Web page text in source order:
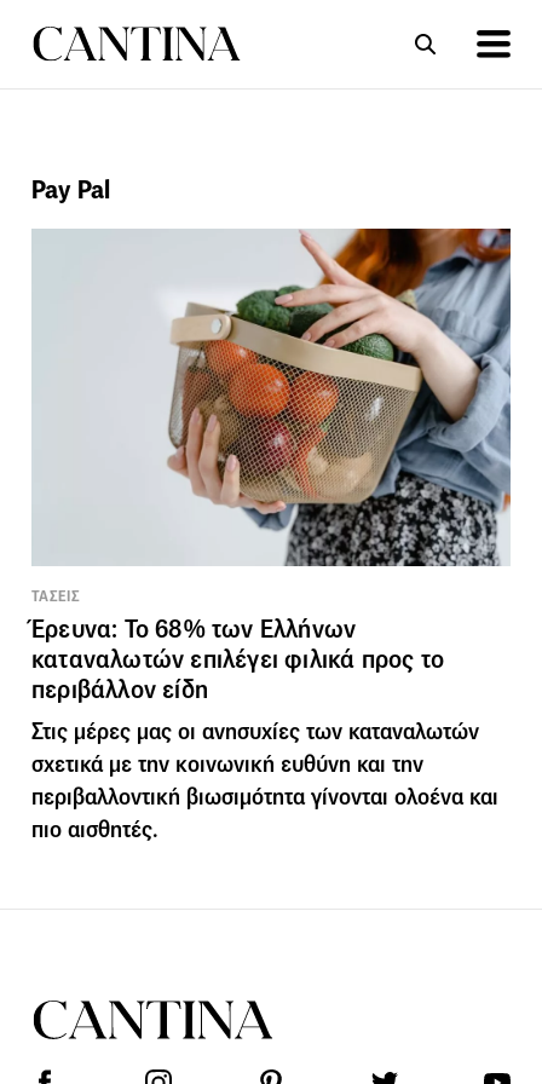
Pay Pal
ΤΑΣΕΙΣ
Έρευνα: To 68% των Ελλήνων
καταναλωτών επιλέγει φιλικά προς το
περιβάλλον είδη
Στις μέρες μας οι ανησυχίες των καταναλωτών
σχετικά με την κοινωνική ευθύνη και την
περιβαλλοντική βιωσιμότητα γίνονται ολοένα και
πιο αισθητές.